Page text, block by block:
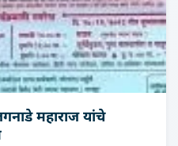
महाराज यांचे